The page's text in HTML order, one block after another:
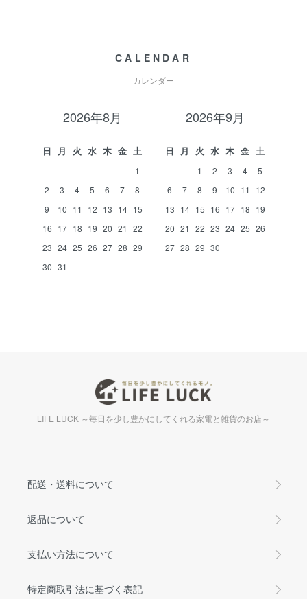
CALENDAR
カレンダー
2026年8月
日 月 火 水 木 金 土
1
2
3 4 5 6 7
8
9
10 11 12 13 14 15
16 17 18 19 20 21 22
23 24 25 26 27 28 29
30 31
2026年9月
日 月 火 水 木 金 土
1 2 3 4
5
6
7 8 9 10 11
12
13 14 15 16 17 18 19
20 21 22 23 24 25 26
27 28 29 30
LIFE LUCK ～毎日を少し豊かにしてくれる家電と雑貨のお店～
配送・送料について
返品について
支払い方法について
特定商取引法に基づく表記